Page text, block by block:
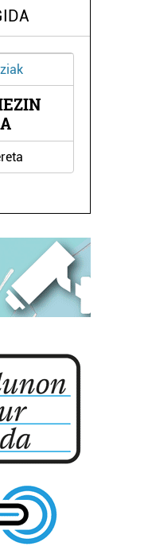
prestatuak
TABERNA
Pasaia